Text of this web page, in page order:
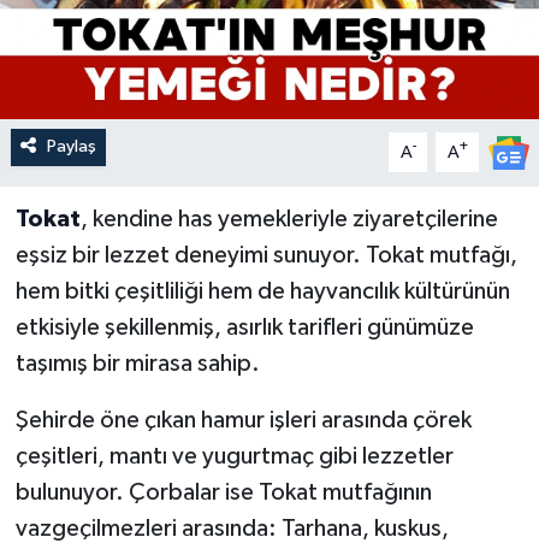
Paylaş A- A+
Tokat, kendine has yemekleriyle ziyaretçilerine
eşsiz bir lezzet deneyimi sunuyor. Tokat mutfağı,
hem bitki çeşitliliği hem de hayvancılık kültürünün
etkisiyle şekillenmiş, asırlık tarifleri günümüze
taşımış bir mirasa sahip.
Şehirde öne çıkan hamur işleri arasında çörek
çeşitleri, mantı ve yugurtmaç gibi lezzetler
bulunuyor. Çorbalar ise Tokat mutfağının
vazgeçilmezleri arasında: Tarhana, kuskus,